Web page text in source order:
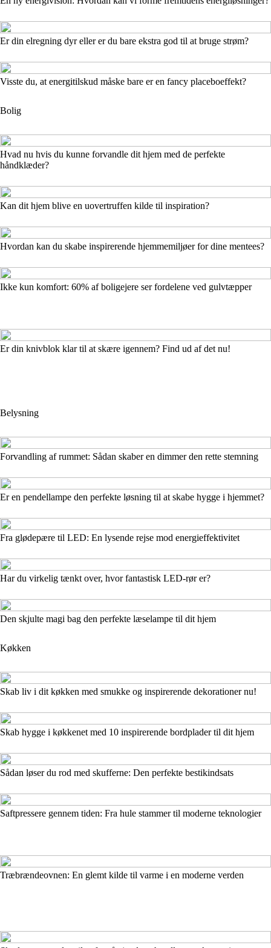
Er din elregning dyr eller er du bare ekstra god til at bruge strøm?
Visste du, at energitilskud måske bare er en fancy placeboeffekt?
Bolig
Hvad nu hvis du kunne forvandle dit hjem med de perfekte
håndklæder?
Kan dit hjem blive en uovertruffen kilde til inspiration?
Hvordan kan du skabe inspirerende hjemmemiljøer for dine mentees?
Ikke kun komfort: 60% af boligejere ser fordelene ved gulvtæpper
Er din knivblok klar til at skære igennem? Find ud af det nu!
Belysning
Forvandling af rummet: Sådan skaber en dimmer den rette stemning
Er en pendellampe den perfekte løsning til at skabe hygge i hjemmet?
Fra glødepære til LED: En lysende rejse mod energieffektivitet
Har du virkelig tænkt over, hvor fantastisk LED-rør er?
Den skjulte magi bag den perfekte læselampe til dit hjem
Køkken
Skab liv i dit køkken med smukke og inspirerende dekorationer nu!
Skab hygge i køkkenet med 10 inspirerende bordplader til dit hjem
Sådan løser du rod med skufferne: Den perfekte bestikindsats
Saftpressere gennem tiden: Fra hule stammer til moderne teknologier
Træbrændeovnen: En glemt kilde til varme i en moderne verden